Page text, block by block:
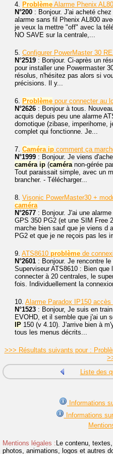
4. Problème Alarme Phenix
N°200 : Bonjour. J'ai acheté
alarme sans fil Phenix AL800
je veux la mettre "off" avec la
NO SAVE sur la centrale,...
5. Configurer PowerMaster 30
N°2519 : Bonjour. Ci-après un
pour installer une Powermaster
résolus, n'hésitez pas alors si
précisions. Il y...
6. Problème pour connecter au
N°2626 : Bonjour à tous.
acquis depuis peu une alarme
domotique (zibase, imperihome,
complet qui fonctionne. Je...
7. Caméra ip comment ça
N°1999 : Bonjour. Je viens
caméra ip (caméranon-gérée
Tout paraissait simple, avec un
brancher. - Télécharger...
8. Visonic PowerMaster30 +
caméra
N°2677 : Bonjour. J'ai une
GPS 350 PG2 (et une SIM Free
marche bien sauf que je viens d
PG2 et que je ne reçois pas les
9. ATS8610 problème de
N°2601 : Bonjour. Je rencontre le
Superviseur ATS8610 : Bien
connecter à 20 centrales, le
fois. Individuellement la
10. Alarme Paradox IP150
N°1523 : Bonjour, Je suis en
EVOHD, et il semble que j'ai un
IP 150 (v 4.10). J'arrive bien à
tous les menus décrits...
>>> Résultats suivants pour :
Liste des
Informations
Informations
Mentions légales : Le contenu,
photos, animations, logos et autres